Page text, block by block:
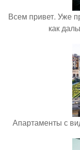
Всем привет. Уже
как
Апартаменты с